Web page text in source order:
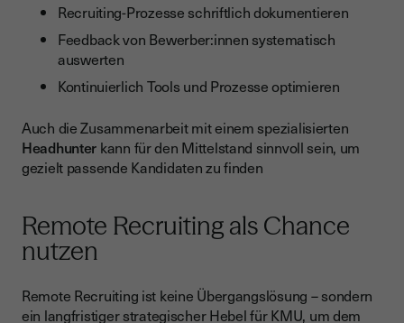
Recruiting-Prozesse schriftlich dokumentieren
Feedback von Bewerber:innen systematisch
auswerten
Kontinuierlich Tools und Prozesse optimieren
Auch die Zusammenarbeit mit einem spezialisierten
Headhunter kann für den Mittelstand sinnvoll sein, um
gezielt passende Kandidaten zu finden
Remote Recruiting als Chance
nutzen
Remote Recruiting ist keine Übergangslösung – sondern
ein langfristiger strategischer Hebel für KMU, um dem